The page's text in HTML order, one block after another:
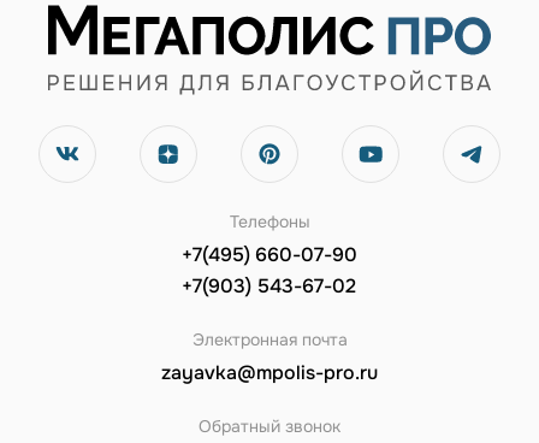
Телефоны
+7(495) 660-07-90
+7(903) 543-67-02
Электронная почта
zayavka@mpolis-pro.ru
Обратный звонок